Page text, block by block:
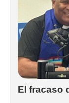
El fracaso